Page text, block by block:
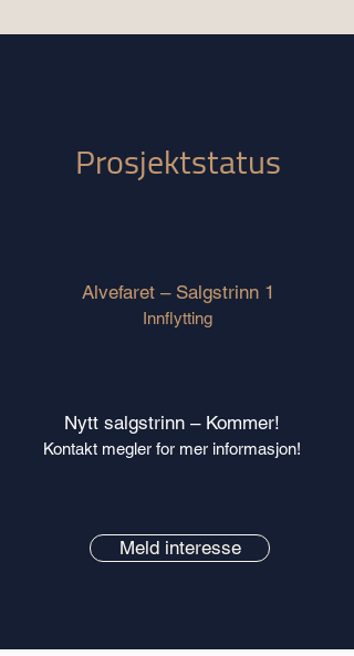
Prosjektstatus
Alvefaret – Salgstrinn 1
Innflytting
Nytt salgstrinn – Kommer!
Kontakt megler for mer informasjon!
Meld interesse